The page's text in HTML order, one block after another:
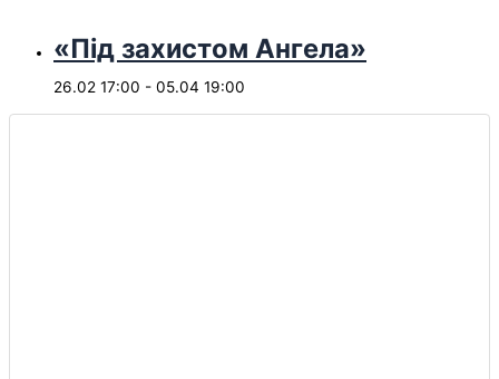
«Під захистом Ангела»
26.02 17:00 - 05.04 19:00